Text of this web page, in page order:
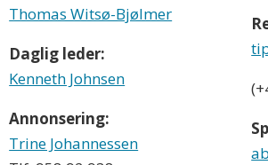
Thomas Witsø-Bjølmer
Daglig leder:
Kenneth Johnsen
Annonsering:
Trine Johannessen